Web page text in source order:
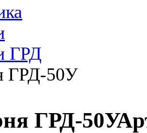
ГРД
ГРД-50У
ГРД-50У